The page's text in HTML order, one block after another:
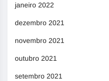
janeiro 2022
dezembro 2021
novembro 2021
outubro 2021
setembro 2021